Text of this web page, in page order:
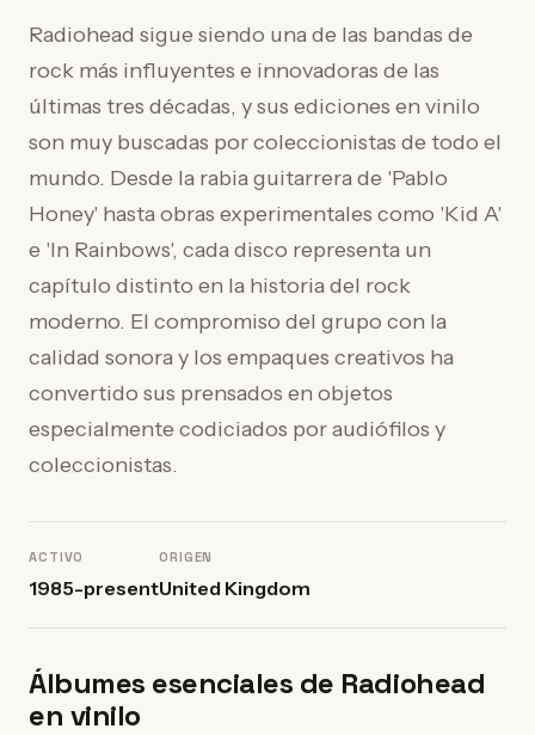
Radiohead sigue siendo una de las bandas de
rock más influyentes e innovadoras de las
últimas tres décadas, y sus ediciones en vinilo
son muy buscadas por coleccionistas de todo el
mundo. Desde la rabia guitarrera de 'Pablo
Honey' hasta obras experimentales como 'Kid A'
e 'In Rainbows', cada disco representa un
capítulo distinto en la historia del rock
moderno. El compromiso del grupo con la
calidad sonora y los empaques creativos ha
convertido sus prensados en objetos
especialmente codiciados por audiófilos y
coleccionistas.
ACTIVO
1985-present
ORIGEN
United Kingdom
Álbumes esenciales de Radiohead
en vinilo